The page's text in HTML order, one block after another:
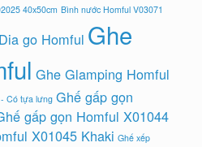
40x50cm Bình nước Homful V03071
Dia go Homful Ghe
Ghe Glamping Homful
Có tựa lưng Ghế gấp gọn
gấp gọn Homful X01044
X01045 Khaki Ghế xếp